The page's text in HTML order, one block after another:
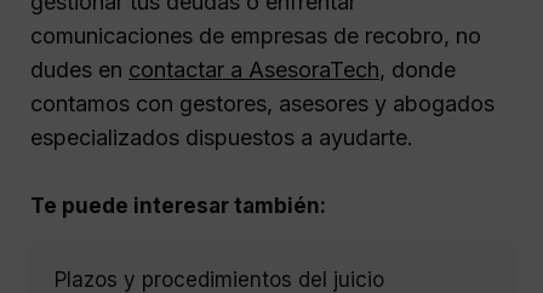
comunicaciones de empresas de recobro, no
dudes en contactar a AsesoraTech, donde
contamos con gestores, asesores y abogados
especializados dispuestos a ayudarte.
Te puede interesar también:
Plazos y procedimientos del juicio